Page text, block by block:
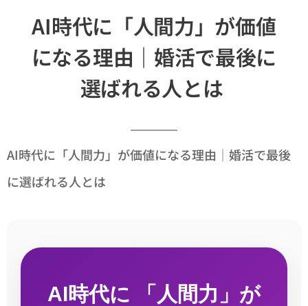
AI時代に「人間力」が価値
になる理由｜婚活で最後に
選ばれる人とは
AI時代に「人間力」が価値になる理由｜婚活で最後
に選ばれる人とは
AI時代に 「人間力」が